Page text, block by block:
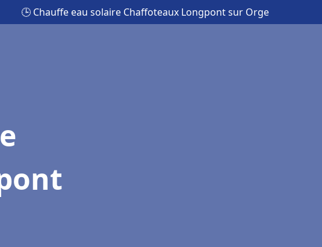
🕒 Chauffe eau solaire Chaffoteaux Longpont sur Orge